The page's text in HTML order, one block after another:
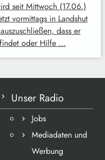
seit Mittwoch (17.06.)
vormittags in Landshut
dass er
oder Hilfe …
Unser Radio
Jobs
Mediadaten und
Werbung